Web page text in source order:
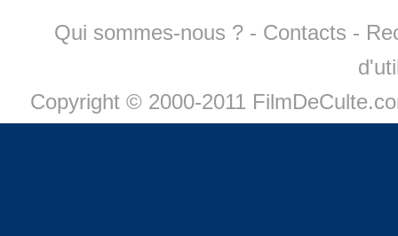
Qui sommes-nous ? - Contacts -
Copyright © 2000-2011